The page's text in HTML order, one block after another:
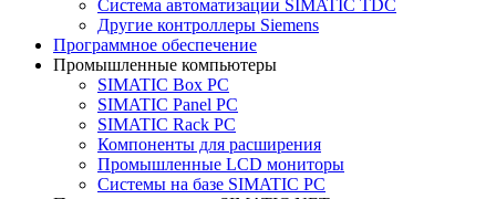
Система автоматизации SIMATIC TDC
Другие контроллеры Siemens
Программное обеспечение
Промышленные компьютеры
SIMATIC Box PC
SIMATIC Panel PС
SIMATIC Rack PC
Компоненты для расширения
Промышленные LCD мониторы
Системы на базе SIMATIC PC